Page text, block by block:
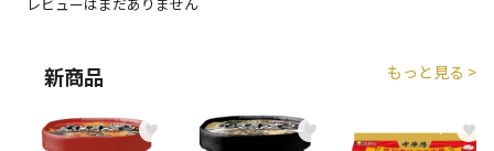
新商品 もっと見る >
♥ ♥ ♥